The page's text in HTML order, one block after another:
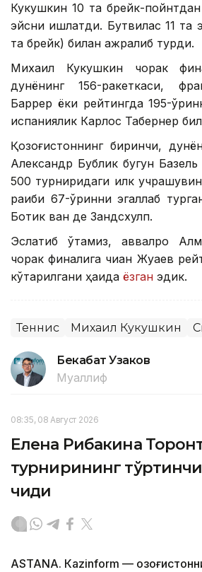
Кукушкин 10 та брейк-
эйсни ишлатди. Бутвилас 11 та
та брейк) билан ажралиб турди.
Михаил Кукушкин чорак
дунёнинг 156-ракеткаси,
Баррер ёки рейтингда 195-
испаниялик Карлос Табернер
Қозоғистоннинг биринчи,
Александр Бублик бугун
500 турниридаги илк
рақиби 67-ўринни эгаллаб
Ботик ван де Зандсхулп.
Эслатиб ўтамиз, аввалроқ
чорак финалига чиққан Жуқаев
кўтарилгани ҳақида ёзган эдик.
Теннис Михаил Кукушкин
Бекабат Узаков
Муаллиф
08:35, 08 Август 2026
Елена Рибакина
турнирининг тўртинчи
чиқди
ASTANА. Кazinform —